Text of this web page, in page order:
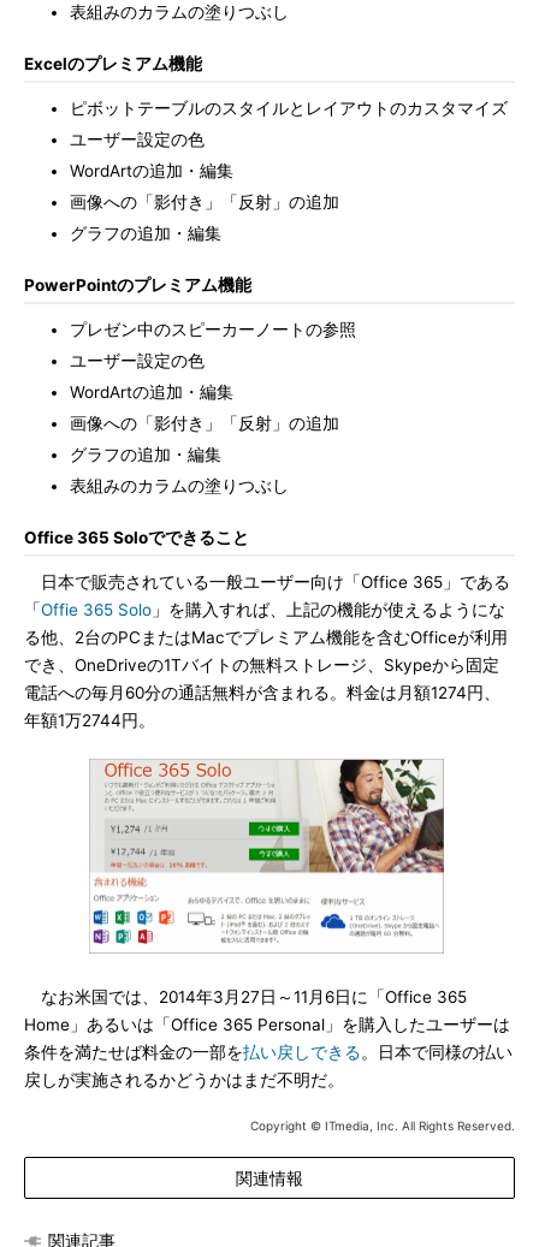
表組みのカラムの塗りつぶし
Excelのプレミアム機能
ピボットテーブルのスタイルとレイアウトのカスタマイズ
ユーザー設定の色
WordArtの追加・編集
画像への「影付き」「反射」の追加
グラフの追加・編集
PowerPointのプレミアム機能
プレゼン中のスピーカーノートの参照
ユーザー設定の色
WordArtの追加・編集
画像への「影付き」「反射」の追加
グラフの追加・編集
表組みのカラムの塗りつぶし
Office 365 Soloでできること
日本で販売されている一般ユーザー向け「Office 365」である
「Offie 365 Solo 」を購入すれば、上記の機能が使えるようにな
る他、2台のPCまたはMacでプレミアム機能を含むOfficeが利用
でき、OneDriveの1Tバイトの無料ストレージ、Skypeから固定
電話への毎月60分の通話無料が含まれる。料金は月額1274円、
年額1万2744円。
なお米国では、2014年3月27日～11月6日に「Office 365
Home」あるいは「Office 365 Personal」を購入したユーザーは
条件を満たせば料金の一部を払い戻しできる。日本で同様の払い
戻しが実施されるかどうかはまだ不明だ。
Copyright © ITmedia, Inc. All Rights Reserved.
関連情報
関連記事